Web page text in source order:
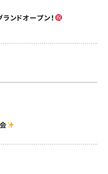
ンドオープン！